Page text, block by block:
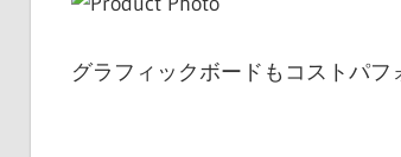
グラフィックボードもコストパ